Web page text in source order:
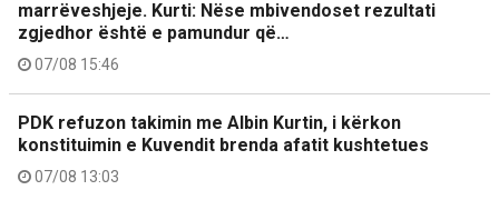
marrëveshjeje. Kurti: Nëse mbivendoset rezultati
zgjedhor është e pamundur që…
07/08 15:46
PDK refuzon takimin me Albin Kurtin, i kërkon
konstituimin e Kuvendit brenda afatit kushtetues
07/08 13:03